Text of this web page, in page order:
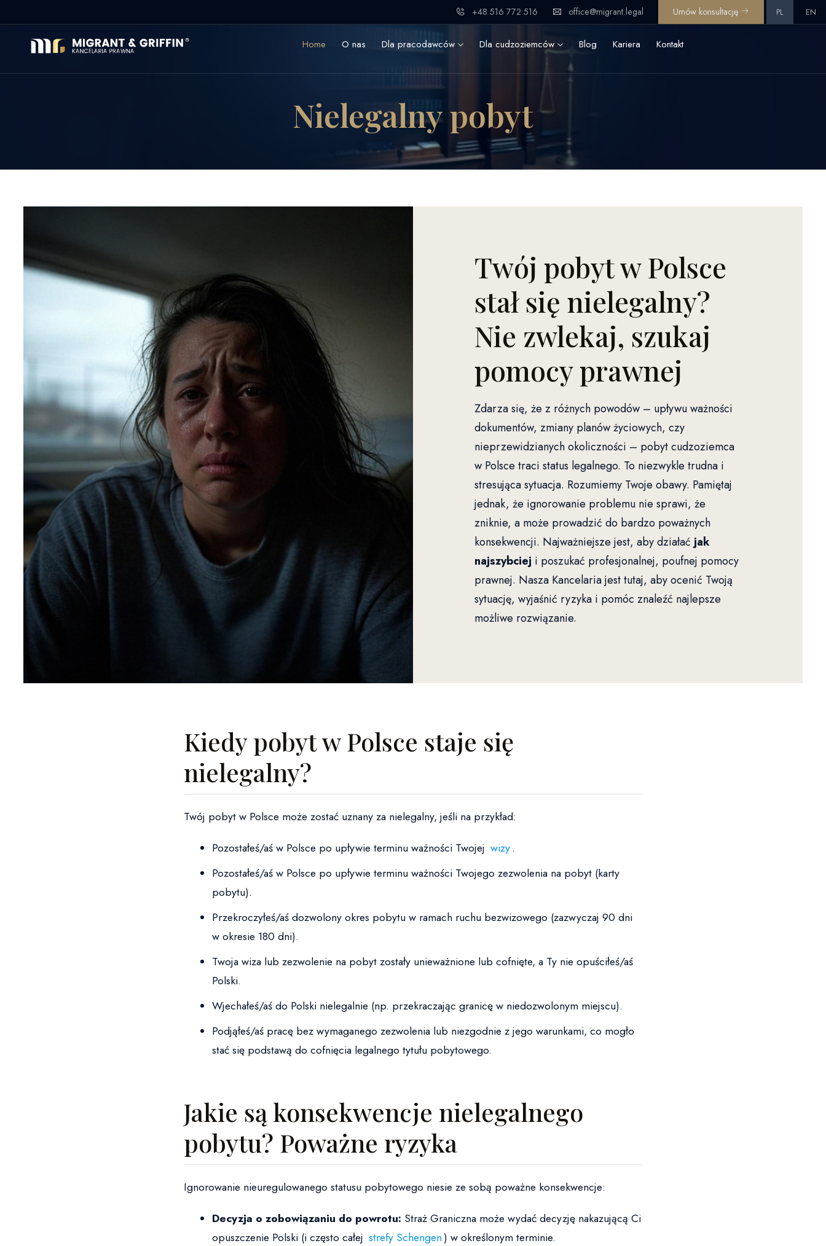
+48 516 772 516 office@migrant.legal Umów konsultację PL EN
Home O nas Dla pracodawców Dla cudzoziemców Blog Kariera Kontakt
Nielegalny pobyt
Twój pobyt w Polsce
stał się nielegalny?
Nie zwlekaj, szukaj
pomocy prawnej
Zdarza się, że z różnych powodów – upływu ważności
dokumentów, zmiany planów życiowych, czy
nieprzewidzianych okoliczności – pobyt cudzoziemca
w Polsce traci status legalnego. To niezwykle trudna i
stresująca sytuacja. Rozumiemy Twoje obawy. Pamiętaj
jednak, że ignorowanie problemu nie sprawi, że
zniknie, a może prowadzić do bardzo poważnych
konsekwencji. Najważniejsze jest, aby działać jak
najszybciej i poszukać profesjonalnej, poufnej pomocy
prawnej. Nasza Kancelaria jest tutaj, aby ocenić Twoją
sytuację, wyjaśnić ryzyka i pomóc znaleźć najlepsze
możliwe rozwiązanie.
Kiedy pobyt w Polsce staje się
nielegalny?
Twój pobyt w Polsce może zostać uznany za nielegalny, jeśli na przykład:
Pozostałeś/aś w Polsce po upływie terminu ważności Twojej wizy.
Pozostałeś/aś w Polsce po upływie terminu ważności Twojego zezwolenia na pobyt (karty
pobytu).
Przekroczyłeś/aś dozwolony okres pobytu w ramach ruchu bezwizowego (zazwyczaj 90 dni
w okresie 180 dni).
Twoja wiza lub zezwolenie na pobyt zostały unieważnione lub cofnięte, a Ty nie opuściłeś/aś
Polski.
Wjechałeś/aś do Polski nielegalnie (np. przekraczając granicę w niedozwolonym miejscu).
Podjąłeś/aś pracę bez wymaganego zezwolenia lub niezgodnie z jego warunkami, co mogło
stać się podstawą do cofnięcia legalnego tytułu pobytowego.
Jakie są konsekwencje nielegalnego
pobytu? Poważne ryzyka
Ignorowanie nieuregulowanego statusu pobytowego niesie ze sobą poważne konsekwencje:
Decyzja o zobowiązaniu do powrotu: Straż Graniczna może wydać decyzję nakazującą Ci
opuszczenie Polski (i często całej strefy Schengen) w określonym terminie.